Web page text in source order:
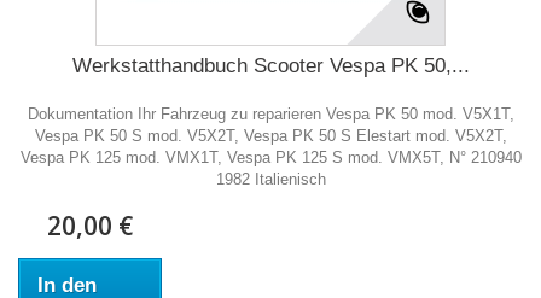
Werkstatthandbuch Scooter Vespa PK 50,...
Dokumentation Ihr Fahrzeug zu reparieren Vespa PK 50 mod. V5X1T,
Vespa PK 50 S mod. V5X2T, Vespa PK 50 S Elestart mod. V5X2T,
Vespa PK 125 mod. VMX1T, Vespa PK 125 S mod. VMX5T, N° 210940
1982 Italienisch
20,00 €
In den